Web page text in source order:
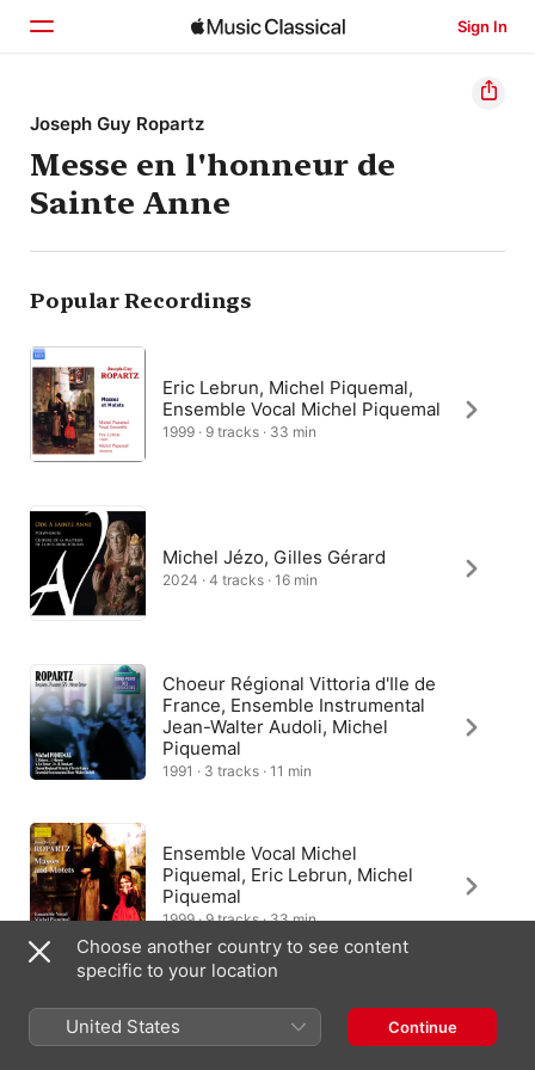
Sign In
Home
Browse
Search
Joseph Guy Ropartz
Messe en l'honneur de
Sainte Anne
Popular Recordings
Eric Lebrun, Michel Piquemal,
Ensemble Vocal Michel Piquemal
1999 · 9 tracks · 33 min
Michel Jézo, Gilles Gérard
2024 · 4 tracks · 16 min
Choeur Régional Vittoria d'Ile de
France, Ensemble Instrumental
Jean-Walter Audoli, Michel
Piquemal
1991 · 3 tracks · 11 min
Ensemble Vocal Michel
Piquemal, Eric Lebrun, Michel
Piquemal
1999 · 9 tracks · 33 min
Choose another country to see content
specific to your location
United States Continue